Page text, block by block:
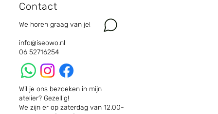
Contact
We horen graag van je!
info@iseowo.nl
06 52716254
Wil je ons bezoeken in mijn
atelier? Gezellig!
We zijn er op zaterdag van 12.00-